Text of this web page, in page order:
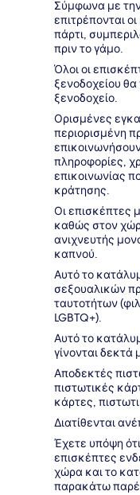
Σύμφωνα με την
επιτρέπονται
πάρτι,
πριν το γάμο.
Όλοι οι
ξενοδοχείου
ξενοδοχείο.
Ορισμένες
περιορισμένη
πληροφορίες,
επικοινωνίας
κράτησης.
Οι επισκέπτες
καθώς στον
ανιχνευτής
καπνού.
Αυτό το
σεξουαλικών
ταυτοτήτων
LGBTQ+).
Αυτό το
γίνονται δεκτά
Αποδεκτές
πιστωτικές
κάρτες,
Διατίθενται
Έχετε υπόψη ότι
επισκέπτες
χώρα και το
παρακάτω